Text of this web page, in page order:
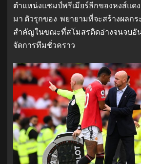
ตำแหน่งแชมป์พรีเมียร์ลีกของหงส์แด
มา ตัวรุกของ พยายามที่จะสร้างผลก
สำคัญในขณะที่สโมสรติดอ่างจนจบอั
จัดการทีมชั่วคราว